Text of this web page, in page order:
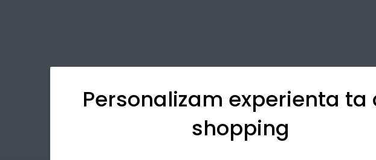
Personalizam experienta ta
shopping
Detalii tehnice Recenzii